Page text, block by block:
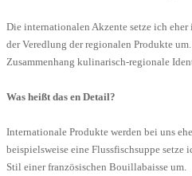
Die internationalen Akzente setze ich
der Veredlung der regionalen Produkte
Zusammenhang kulinarisch-regionale
Was heißt das en Detail?
Internationale Produkte werden bei uns
beispielsweise eine Flussfischsuppe
Stil einer französischen Bouillabaisse um.